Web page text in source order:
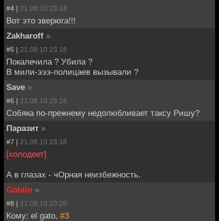
#4 | 21.08.10 23:18
Вот это зверюга!!!
Zakharoff »
#5 | 21.08.10 23:18
Покалечила ? Убила ?
В мили-эээ-полицаев вызывали ?
Save »
#6 | 21.08.10 23:18
Собяка по-прежнему недолюбливает таксу Ришу?
Паразит »
#7 | 21.08.10 23:18
[холодеет]
А в глазах - чОрная неизбежность.
Goblin »
#8 | 21.08.10 23:20
Кому: el gato, #3